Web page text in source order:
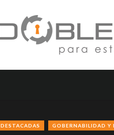
DESTACADAS GOBERNABILIDAD Y